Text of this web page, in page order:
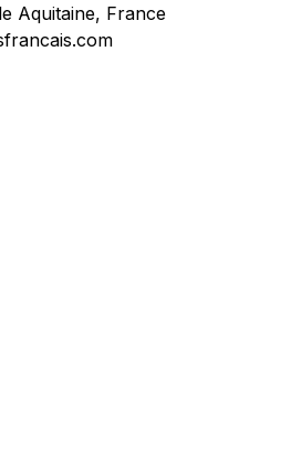
Aquitaine, France